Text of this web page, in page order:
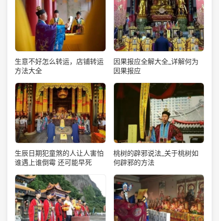
生意不好怎么转运，店铺转运
方法大全
因果报应全解大全_详解何为
因果报应
生辰日期犯童煞的人让人害怕
谁遇上谁倒霉 还可能早死
桃树的辟邪说法_关于桃树如
何辟邪的方法